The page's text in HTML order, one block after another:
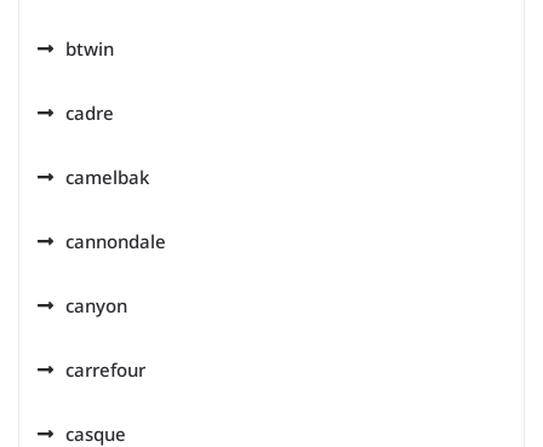
btwin
cadre
camelbak
cannondale
canyon
carrefour
casque